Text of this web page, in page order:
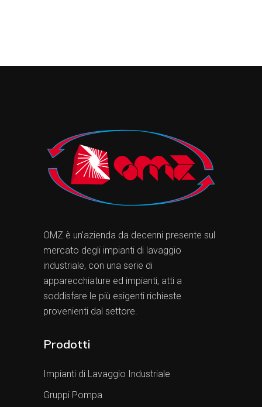
OMZ è un’azienda da decenni presente sul
mercato degli impianti di lavaggio
industriale, con una serie di
apparecchiature ed impianti, atti a
soddisfare le più esigenti richieste
provenienti dal settore.
Prodotti
Impianti di Lavaggio Industriale
Gruppi Pompa